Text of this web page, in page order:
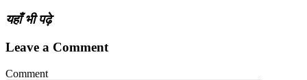
यहाँ भी पढ़े
Leave a Comment
Comment